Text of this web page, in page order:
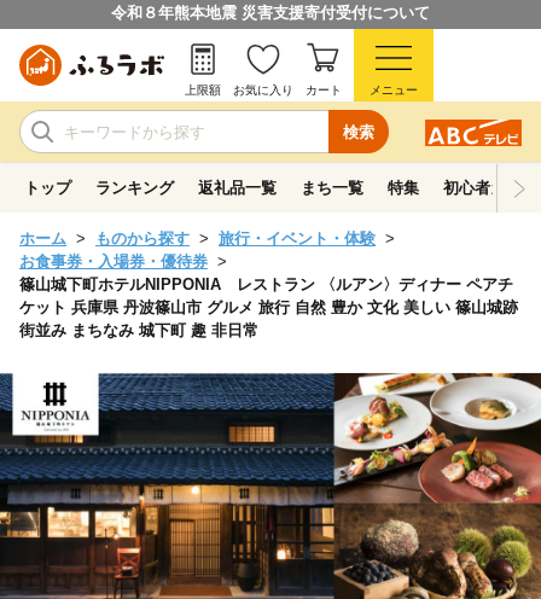
令和８年熊本地震 災害支援寄付受付について
検索
上限額 お気に入り カート メニュー
トップ ランキング 返礼品一覧 まち一覧 特集 初心者ガイド
ホーム ものから探す
旅行・イベント・体験
お食事券・入場券・優待券
篠山城下町ホテルNIPPONIA レストラン 〈ルアン〉ディナー ペアチ
ケット 兵庫県 丹波篠山市 グルメ 旅行 自然 豊か 文化 美しい 篠山城跡
街並み まちなみ 城下町 趣 非日常